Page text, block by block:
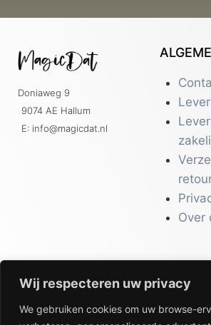
Wij respecteren uw privacy
We gebruiken cookies om uw browse-
Doniaweg 9
9074 AE Hallum
E: info@magicdat.nl
Over
CATALOGI
Workwear &